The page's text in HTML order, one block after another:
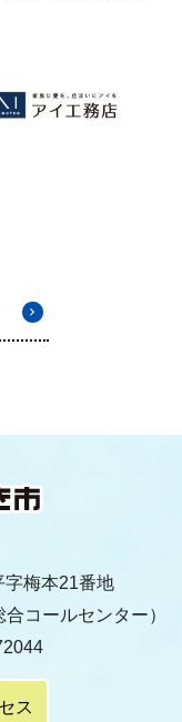
梅本21番地
合コールセンター）
ス